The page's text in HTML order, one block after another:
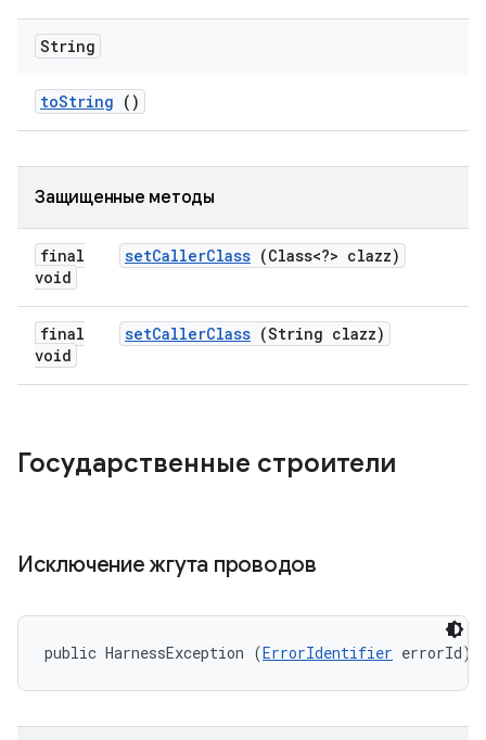
String
toString ()
Защищенные методы
final
void
setCallerClass (Class<?> clazz)
final
void
setCallerClass (String clazz)
Государственные строители
Исключение жгута проводов
public HarnessException (ErrorIdentifier errorId)